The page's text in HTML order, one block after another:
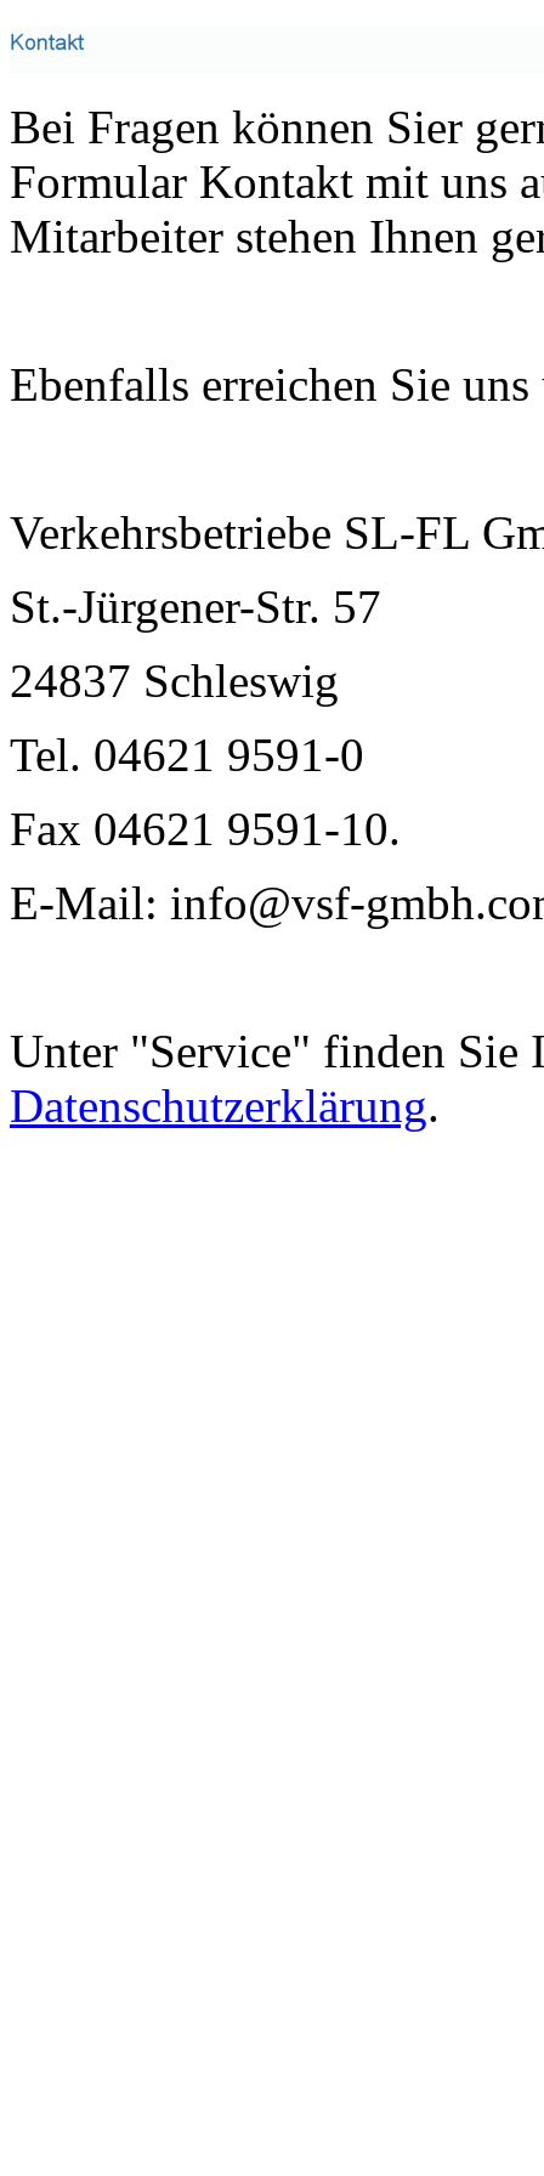
Bei Fragen können Sier
Formular Kontakt mit uns
Mitarbeiter stehen Ihnen
Ebenfalls erreichen Sie
Verkehrsbetriebe SL-FL
St.-Jürgener-Str. 57
24837 Schleswig
Tel. 04621 9591-0
Fax 04621 9591-10.
E-Mail: info@vsf-
Unter "Service" finden Sie
Datenschutzerklärung.